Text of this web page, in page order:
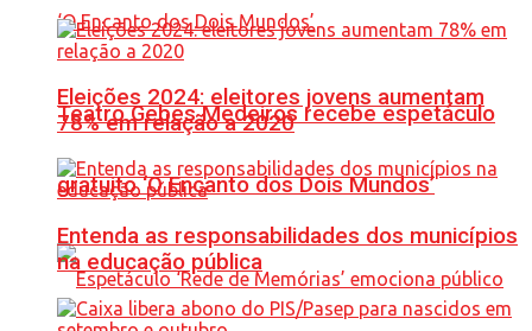
Teatro Gebes Medeiros recebe espetáculo
gratuito ‘O Encanto dos Dois Mundos’
Eleições 2024: eleitores jovens aumentam
78% em relação a 2020
Entenda as responsabilidades dos municípios
na educação pública